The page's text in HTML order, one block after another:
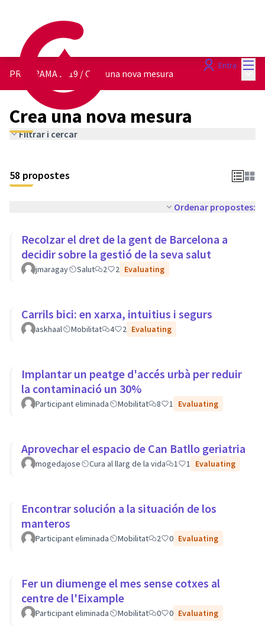
Entra
PROGRAMA 2019 /Crea una nova mesura
Crea una nova mesura
Filtrar i cercar
58 propostes
Ordenar propostes:
Recolzar el dret de la gent de Barcelona a
decidir sobre la gestió de la seva salut
jmaragay Salut 2 2 Evaluating
Carrils bici: en xarxa, intuitius i segurs
askhaal Mobilitat 4 2 Evaluating
Implantar un peatge d'accés urbà per reduir
la contaminació un 30%
Participant eliminada Mobilitat 8 1 Evaluating
Aprovechar el espacio de Can Batllo geriatria
mogedajose Cura al llarg de la vida 1 1 Evaluating
Encontrar solución a la situación de los
manteros
Participant eliminada Mobilitat 2 0 Evaluating
Fer un diumenge el mes sense cotxes al
centre de l'Eixample
Participant eliminada Mobilitat 0 0 Evaluating